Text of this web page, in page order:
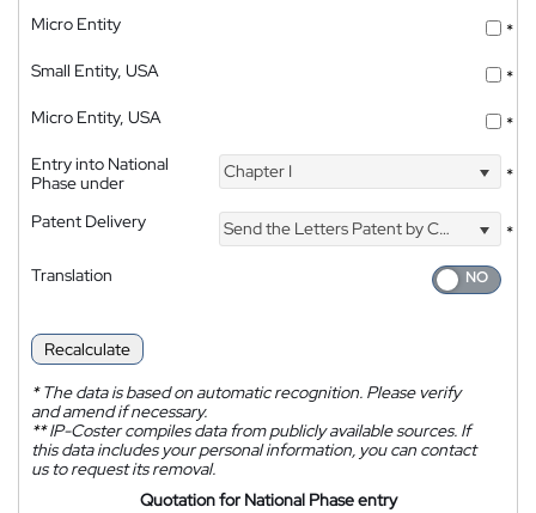
Micro Entity
*
Small Entity, USA
*
Micro Entity, USA
*
Entry into National
Phase under
Chapter I *
Patent Delivery Send the Letters Patent by Courier
*
Translation
Recalculate
*The data is based on automatic recognition. Please verify
and amend if necessary.
**IP-Coster compiles data from publicly available sources. If
this data includes your personal information, you can contact
us to request its removal.
Quotation for National Phase entry